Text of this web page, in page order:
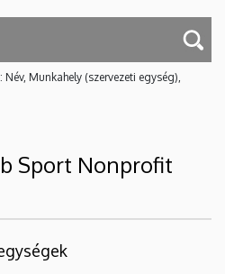
Munkahely (szervezeti egység),
Sport Nonprofit